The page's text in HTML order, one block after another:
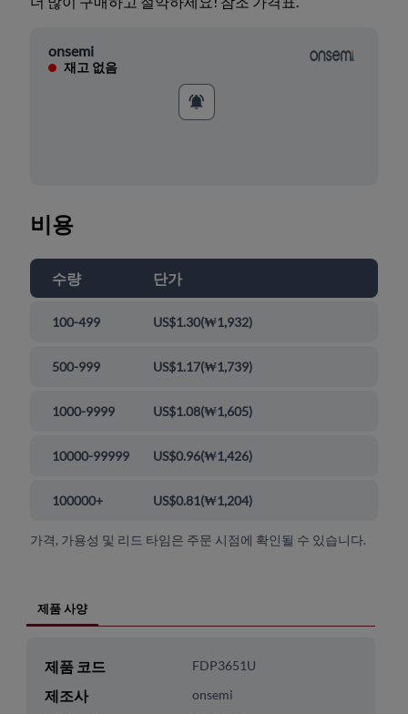
onsemi
재고 없음
비용
수량 단가
100-499 US$1.30(₩1,932)
500-999 US$1.17(₩1,739)
1000-9999 US$1.08(₩1,605)
10000-99999 US$0.96(₩1,426)
100000+ US$0.81(₩1,204)
가격, 가용성 및 리드 타임은 주문 시점에 확인될 수 있습니다.
제품 사양
제품 코드 FDP3651U
제조사 onsemi